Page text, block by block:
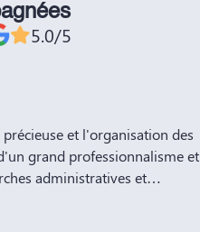
5.0/5
et l'organisation des
grand professionnalisme et
administratives et
à votre entreprise
à tous nos amis et